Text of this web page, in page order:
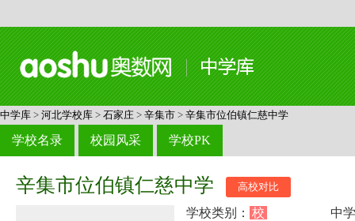
中学库 > 河北学校库 > 石家庄 > 辛集市 > 辛集市位伯镇仁慈中学
学校名录 校园风采 学校PK
辛集市位伯镇仁慈中学 高校对比
学校类别： 校
中